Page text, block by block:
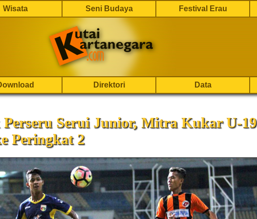
Wisata Seni Budaya Festival Erau
Direktori Data
Serui Junior, Mitra Kukar U-19
Peringkat 2